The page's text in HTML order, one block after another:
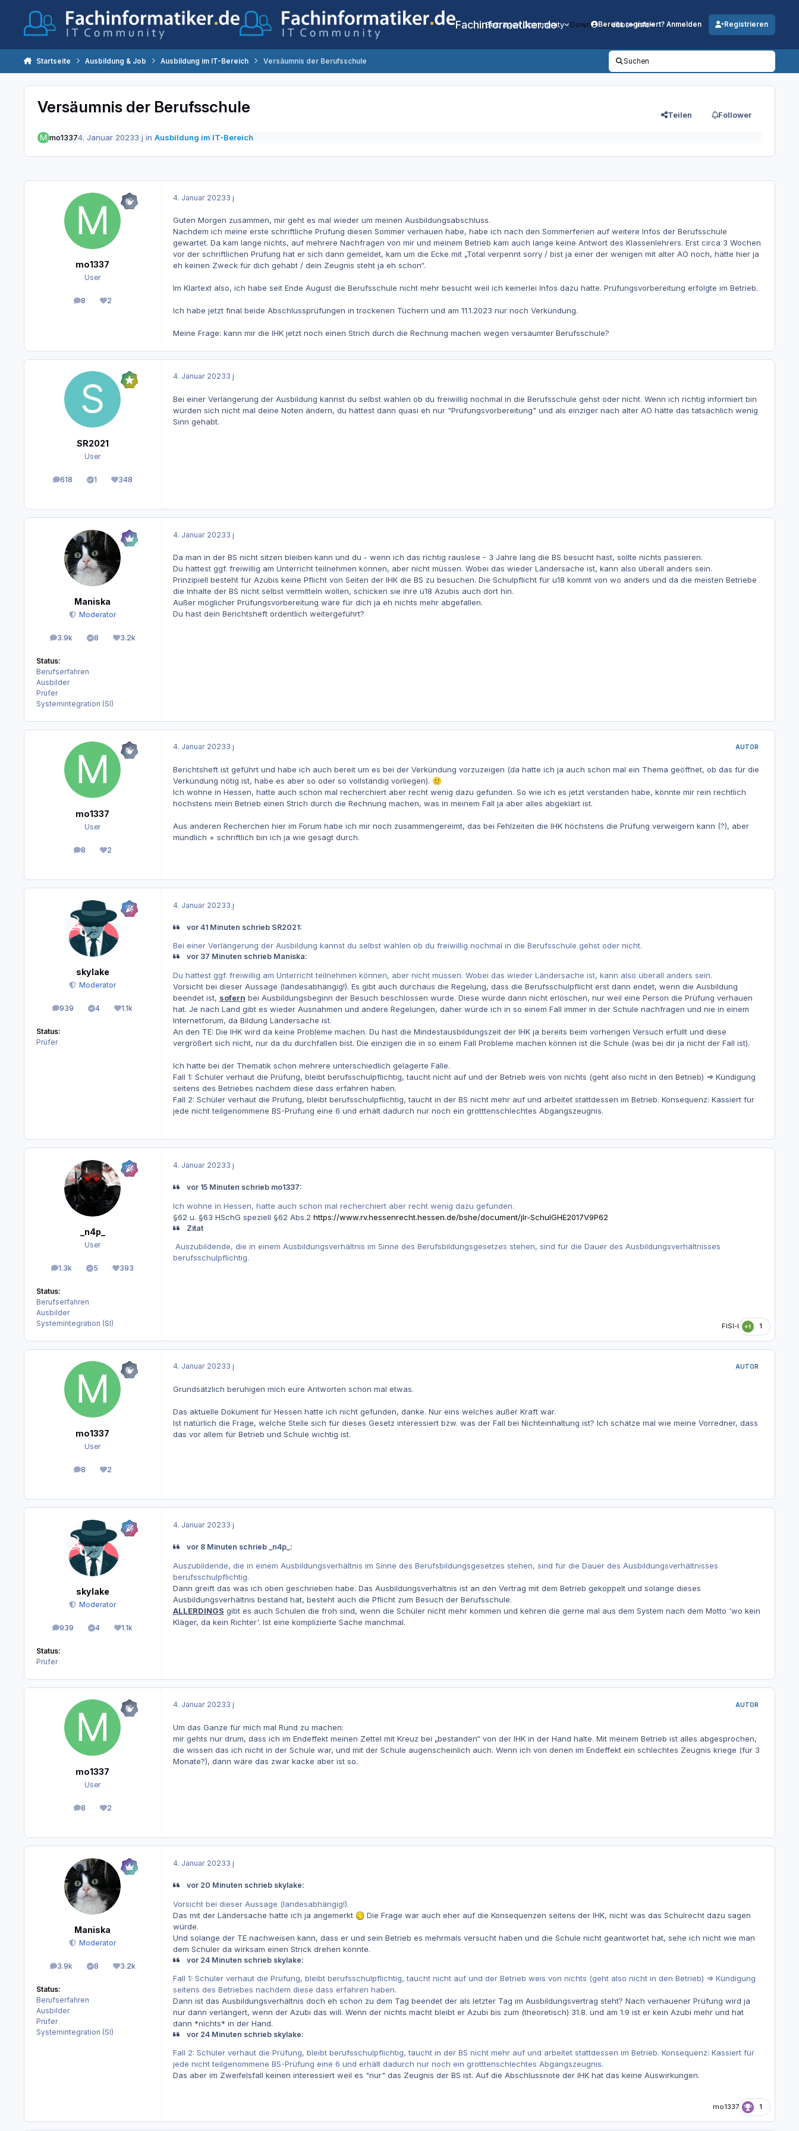
Fachinformatiker.de
Beiträge Community DownloadsJobs Info
Bereits registriert? Anmelden Registrieren
Startseite Ausbildung & Job Ausbildung im IT-Bereich Versäumnis der Berufsschule Suchen
Versäumnis der Berufsschule Teilen Follower
mo13374. Januar 20233 j in Ausbildung im IT-Bereich
mo1337
User
8
Beiträge2
Reputation
4. Januar 20233 j
Guten Morgen zusammen, mir geht es mal wieder um meinen Ausbildungsabschluss.
Nachdem ich meine erste schriftliche Prüfung diesen Sommer verhauen habe, habe ich nach den Sommerferien auf weitere Infos der Berufsschule
gewartet. Da kam lange nichts, auf mehrere Nachfragen von mir und meinem Betrieb kam auch lange keine Antwort des Klassenlehrers. Erst circa 3 Wochen
vor der schriftlichen Prüfung hat er sich dann gemeldet, kam um die Ecke mit „Total verpennt sorry / bist ja einer der wenigen mit alter AO noch, hätte hier ja
eh keinen Zweck für dich gehabt / dein Zeugnis steht ja eh schon“.
Im Klartext also, ich habe seit Ende August die Berufsschule nicht mehr besucht weil ich keinerlei Infos dazu hatte. Prüfungsvorbereitung erfolgte im Betrieb.
Ich habe jetzt final beide Abschlussprüfungen in trockenen Tüchern und am 11.1.2023 nur noch Verkündung.
Meine Frage: kann mir die IHK jetzt noch einen Strich durch die Rechnung machen wegen versäumter Berufsschule?
SR2021
User
618
Beiträge 1
Lösungen348
Reputation
4. Januar 20233 j
Bei einer Verlängerung der Ausbildung kannst du selbst wählen ob du freiwillig nochmal in die Berufsschule gehst oder nicht. Wenn ich richtig informiert bin
würden sich nicht mal deine Noten ändern, du hättest dann quasi eh nur "Prüfungsvorbereitung" und als einziger nach alter AO hätte das tatsächlich wenig
Sinn gehabt.
Maniska
Moderator
3.9k
Beiträge 8
Lösungen3.2k
Reputation
Status:
Berufserfahren
Ausbilder
Prüfer
Systemintegration (SI)
4. Januar 20233 j
Da man in der BS nicht sitzen bleiben kann und du - wenn ich das richtig rauslese - 3 Jahre lang die BS besucht hast, sollte nichts passieren.
Du hättest ggf. freiwillig am Unterricht teilnehmen können, aber nicht müssen. Wobei das wieder Ländersache ist, kann also überall anders sein.
Prinzipiell besteht für Azubis keine Pflicht von Seiten der IHK die BS zu besuchen. Die Schulpflicht für u18 kommt von wo anders und da die meisten Betriebe
die Inhalte der BS nicht selbst vermitteln wollen, schicken sie ihre ü18 Azubis auch dort hin.
Außer möglicher Prüfungsvorbereitung wäre für dich ja eh nichts mehr abgefallen.
Du hast dein Berichtsheft ordentlich weitergeführt?
mo1337
User
8
Beiträge2
Reputation
4. Januar 20233 j AUTOR
Berichtsheft ist geführt und habe ich auch bereit um es bei der Verkündung vorzuzeigen (da hatte ich ja auch schon mal ein Thema geöffnet, ob das für die
Verkündung nötig ist, habe es aber so oder so vollständig vorliegen). 🙂
Ich wohne in Hessen, hatte auch schon mal recherchiert aber recht wenig dazu gefunden. So wie ich es jetzt verstanden habe, könnte mir rein rechtlich
höchstens mein Betrieb einen Strich durch die Rechnung machen, was in meinem Fall ja aber alles abgeklärt ist.
Aus anderen Recherchen hier im Forum habe ich mir noch zusammengereimt, das bei Fehlzeiten die IHK höchstens die Prüfung verweigern kann (?), aber
mündlich + schriftlich bin ich ja wie gesagt durch.
skylake
Moderator
939
Beiträge 4
Lösungen1.1k
Reputation
Status:
Prüfer
4. Januar 20233 j
vor 41 Minuten schrieb SR2021:
Bei einer Verlängerung der Ausbildung kannst du selbst wählen ob du freiwillig nochmal in die Berufsschule gehst oder nicht.
vor 37 Minuten schrieb Maniska:
Du hättest ggf. freiwillig am Unterricht teilnehmen können, aber nicht müssen. Wobei das wieder Ländersache ist, kann also überall anders sein.
Vorsicht bei dieser Aussage (landesabhängig!). Es gibt auch durchaus die Regelung, dass die Berufsschulpflicht erst dann endet, wenn die Ausbildung
beendet ist, sofern bei Ausbildungsbeginn der Besuch beschlossen wurde. Diese würde dann nicht erlöschen, nur weil eine Person die Prüfung verhauen
hat. Je nach Land gibt es wieder Ausnahmen und andere Regelungen, daher würde ich in so einem Fall immer in der Schule nachfragen und nie in einem
Internetforum, da Bildung Ländersache ist.
An den TE: Die IHK wird da keine Probleme machen. Du hast die Mindestausbildungszeit der IHK ja bereits beim vorherigen Versuch erfüllt und diese
vergrößert sich nicht, nur da du durchfallen bist. Die einzigen die in so einem Fall Probleme machen können ist die Schule (was bei dir ja nicht der Fall ist).
Ich hatte bei der Thematik schon mehrere unterschiedlich gelagerte Fälle.
Fall 1: Schüler verhaut die Prüfung, bleibt berufsschulpflichtig, taucht nicht auf und der Betrieb weis von nichts (geht also nicht in den Betrieb) => Kündigung
seitens des Betriebes nachdem diese dass erfahren haben.
Fall 2: Schüler verhaut die Prüfung, bleibt berufsschulpflichtig, taucht in der BS nicht mehr auf und arbeitet stattdessen im Betrieb. Konsequenz: Kassiert für
jede nicht teilgenommene BS-Prüfung eine 6 und erhält dadurch nur noch ein grotttenschlechtes Abgangszeugnis.
_n4p_
User
1.3k
Beiträge 5
Lösungen393
Reputation
Status:
Berufserfahren
Ausbilder
Systemintegration (SI)
4. Januar 20233 j
vor 15 Minuten schrieb mo1337:
Ich wohne in Hessen, hatte auch schon mal recherchiert aber recht wenig dazu gefunden.
§62 u. §63 HSchG speziell §62 Abs.2 https://www.rv.hessenrecht.hessen.de/bshe/document/jlr-SchulGHE2017V9P62
Zitat
Auszubildende, die in einem Ausbildungsverhältnis im Sinne des Berufsbildungsgesetzes stehen, sind für die Dauer des Ausbildungsverhältnisses
berufsschulpflichtig.
FISI-I 1
mo1337
User
8
Beiträge2
Reputation
4. Januar 20233 j AUTOR
Grundsätzlich beruhigen mich eure Antworten schon mal etwas.
Das aktuelle Dokument für Hessen hatte ich nicht gefunden, danke. Nur eins welches außer Kraft war.
Ist natürlich die Frage, welche Stelle sich für dieses Gesetz interessiert bzw. was der Fall bei Nichteinhaltung ist? Ich schätze mal wie meine Vorredner, dass
das vor allem für Betrieb und Schule wichtig ist.
skylake
Moderator
939
Beiträge 4
Lösungen1.1k
Reputation
Status:
Prüfer
4. Januar 20233 j
vor 8 Minuten schrieb _n4p_:
Auszubildende, die in einem Ausbildungsverhältnis im Sinne des Berufsbildungsgesetzes stehen, sind für die Dauer des Ausbildungsverhältnisses
berufsschulpflichtig.
Dann greift das was ich oben geschrieben habe. Das Ausbildungsverhältnis ist an den Vertrag mit dem Betrieb gekoppelt und solange dieses
Ausbildungsverhältnis bestand hat, besteht auch die Pflicht zum Besuch der Berufsschule.
ALLERDINGS gibt es auch Schulen die froh sind, wenn die Schüler nicht mehr kommen und kehren die gerne mal aus dem System nach dem Motto 'wo kein
Kläger, da kein Richter'. Ist eine komplizierte Sache manchmal.
mo1337
User
8
Beiträge2
Reputation
4. Januar 20233 j AUTOR
Um das Ganze für mich mal Rund zu machen:
mir gehts nur drum, dass ich im Endeffekt meinen Zettel mit Kreuz bei „bestanden“ von der IHK in der Hand halte. Mit meinem Betrieb ist alles abgesprochen,
die wissen das ich nicht in der Schule war, und mit der Schule augenscheinlich auch. Wenn ich von denen im Endeffekt ein schlechtes Zeugnis kriege (für 3
Monate?), dann wäre das zwar kacke aber ist so.
Maniska
Moderator
3.9k
Beiträge 8
Lösungen3.2k
Reputation
Status:
Berufserfahren
Ausbilder
Prüfer
Systemintegration (SI)
4. Januar 20233 j
vor 20 Minuten schrieb skylake:
Vorsicht bei dieser Aussage (landesabhängig!).
Das mit der Ländersache hatte ich ja angemerkt
Die Frage war auch eher auf die Konsequenzen seitens der IHK, nicht was das Schulrecht dazu sagen
würde.
Und solange der TE nachweisen kann, dass er und sein Betrieb es mehrmals versucht haben und die Schule nicht geantwortet hat, sehe ich nicht wie man
dem Schüler da wirksam einen Strick drehen könnte.
vor 24 Minuten schrieb skylake:
Fall 1: Schüler verhaut die Prüfung, bleibt berufsschulpflichtig, taucht nicht auf und der Betrieb weis von nichts (geht also nicht in den Betrieb) => Kündigung
seitens des Betriebes nachdem diese dass erfahren haben.
Dann ist das Ausbildungsverhältnis doch eh schon zu dem Tag beendet der als letzter Tag im Ausbildungsvertrag steht? Nach verhauener Prüfung wird ja
nur dann verlängert, wenn der Azubi das will. Wenn der nichts macht bleibt er Azubi bis zum (theoretisch) 31.8. und am 1.9 ist er kein Azubi mehr und hat
dann *nichts* in der Hand.
vor 24 Minuten schrieb skylake:
Fall 2: Schüler verhaut die Prüfung, bleibt berufsschulpflichtig, taucht in der BS nicht mehr auf und arbeitet stattdessen im Betrieb. Konsequenz: Kassiert für
jede nicht teilgenommene BS-Prüfung eine 6 und erhält dadurch nur noch ein grotttenschlechtes Abgangszeugnis.
Das aber im Zweifelsfall keinen interessiert weil es "nur" das Zeugnis der BS ist. Auf die Abschlussnote der IHK hat das keine Auswirkungen.
mo1337 1